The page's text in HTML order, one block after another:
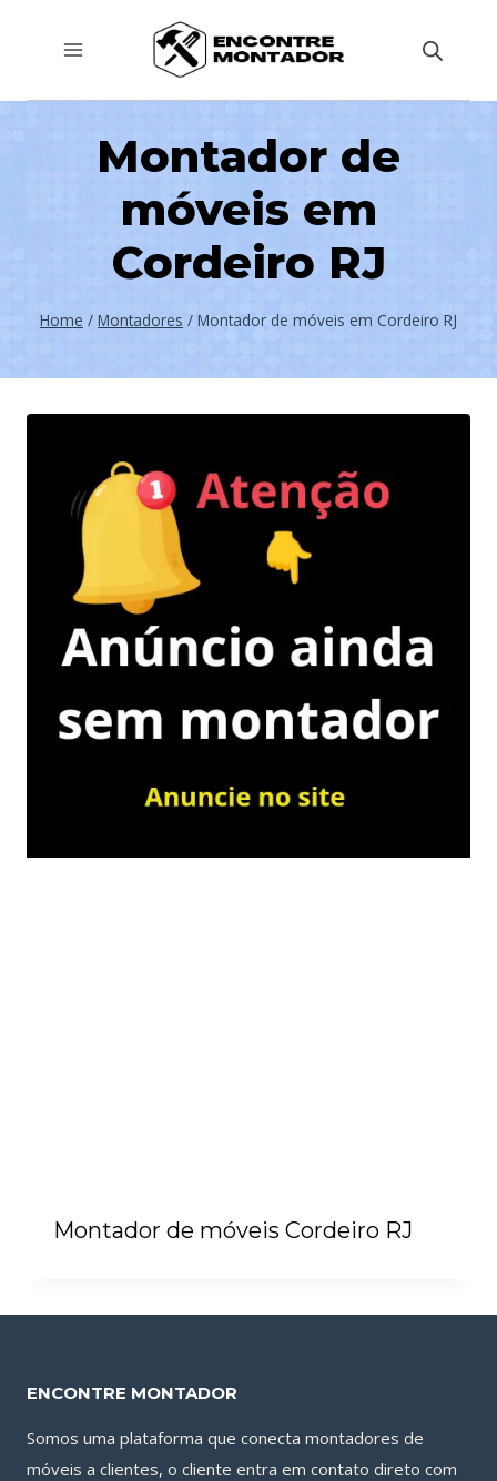
Montador de
móveis em
Cordeiro RJ
Home / Montadores / Montador de móveis em Cordeiro RJ
Montador de móveis Cordeiro RJ
ENCONTRE MONTADOR
Somos uma plataforma que conecta montadores de
móveis a clientes, o cliente entra em contato direto com